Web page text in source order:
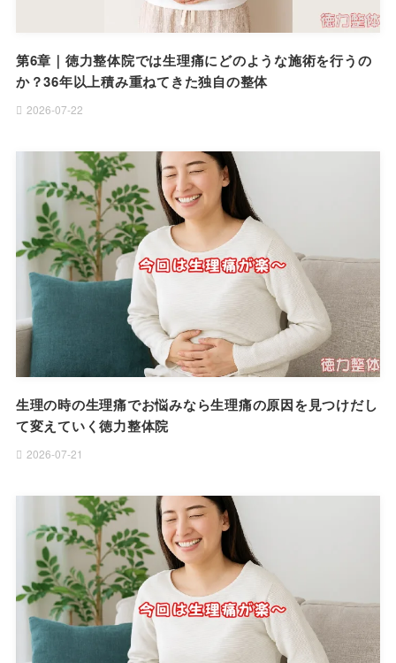
第6章｜徳力整体院では生理痛にどのような施術を行うの
か？36年以上積み重ねてきた独自の整体
2026-07-22
生理の時の生理痛でお悩みなら生理痛の原因を見つけだし
て変えていく徳力整体院
2026-07-21